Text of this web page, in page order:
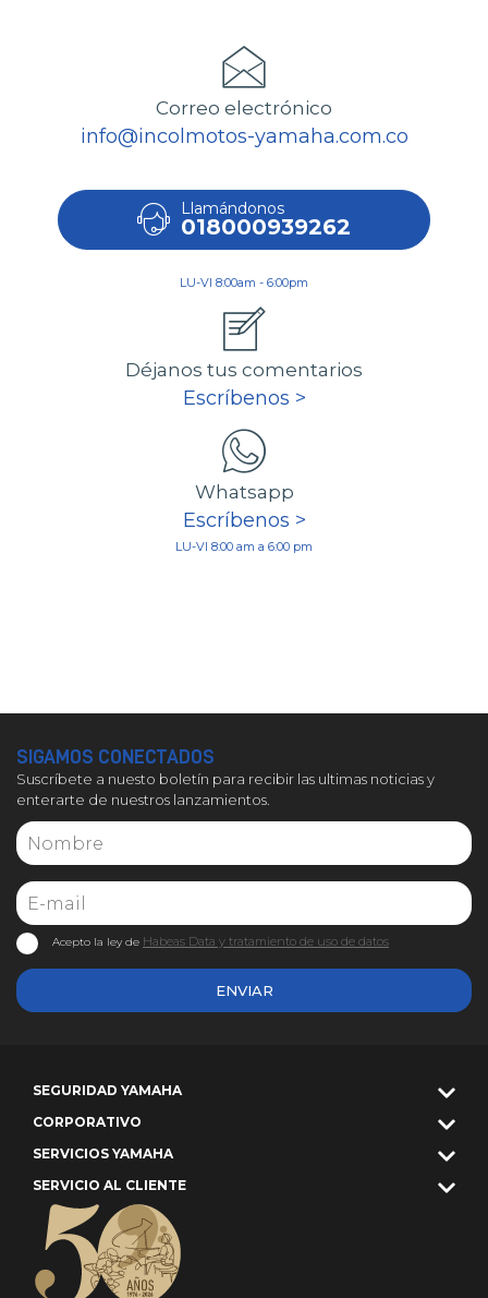
Correo electrónico
info@incolmotos-yamaha.com.co
Llamándonos
018000939262
LU-VI 8:00am - 6:00pm
Déjanos tus comentarios
Escríbenos >
Whatsapp
Escríbenos >
LU-VI 8:00 am a 6:00 pm
SIGAMOS CONECTADOS
Suscríbete a nuesto boletín para recibir las ultimas noticias y
enterarte de nuestros lanzamientos.
ENVIAR
Acepto la ley de Habeas Data y tratamiento de uso de datos
SEGURIDAD YAMAHA
CORPORATIVO
SERVICIOS YAMAHA
SERVICIO AL CLIENTE